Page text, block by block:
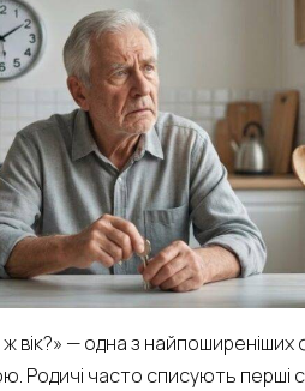
вік?» — одна з
Родичі часто списують